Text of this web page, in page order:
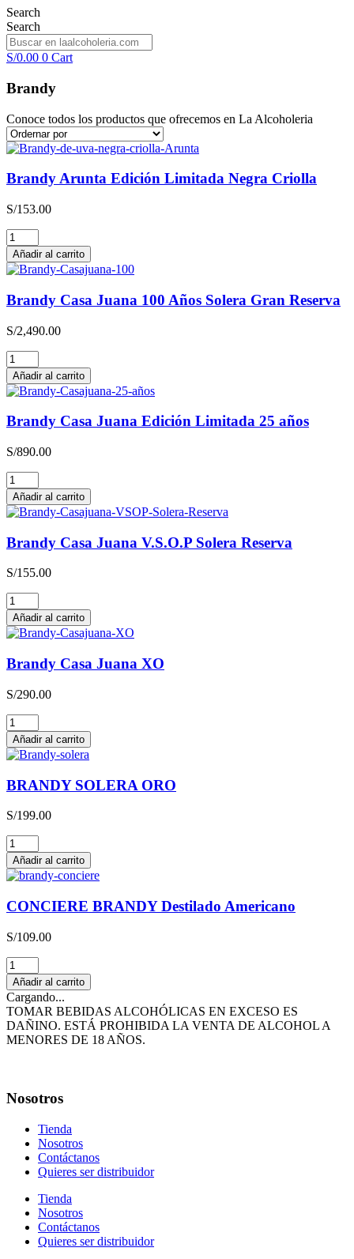
Search
Search
S/0.00 0 Cart
Brandy
Conoce todos los productos que ofrecemos en La Alcoholeria
Brandy Arunta Edición Limitada Negra Criolla
S/153.00
Brandy
Arunta
Edición
Limitada
Negra
Criolla
Añadir al carrito
Brandy Casa Juana 100 Años Solera Gran Reserva
S/2,490.00
Brandy
Casa
Juana
100
Años
Solera
Reserva
cantidad
Añadir al carrito
Brandy Casa Juana Edición Limitada 25 años
S/890.00
Brandy
Casa
Juana
Edición
Limitada
25
cantidad
Añadir al carrito
Brandy Casa Juana V.S.O.P Solera Reserva
S/155.00
Brandy
Casa
Juana
V.S.O.P
Solera
Reserva
Añadir al carrito
Brandy Casa Juana XO
S/290.00
Brandy
Casa
Juana
XO
cantidad
Añadir al carrito
BRANDY SOLERA ORO
S/199.00
BRANDY
SOLERA
ORO
cantidad
Añadir al carrito
CONCIERE BRANDY Destilado Americano
S/109.00
CONCIERE
BRANDY
Destilado
Americano
cantidad
Añadir al carrito
Cargando...
TOMAR BEBIDAS ALCOHÓLICAS EN EXCESO ES
DAÑINO. ESTÁ PROHIBIDA LA VENTA DE ALCOHOL A
MENORES DE 18 AÑOS.
Nosotros
Tienda
Nosotros
Contáctanos
Quieres ser distribuidor
Tienda
Nosotros
Contáctanos
Quieres ser distribuidor